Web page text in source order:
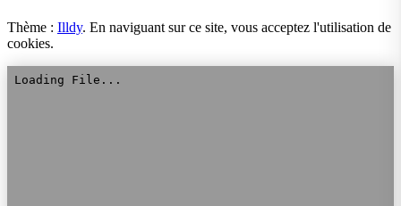
Thème : Illdy. En naviguant sur ce site, vous acceptez l'utilisation de
cookies.